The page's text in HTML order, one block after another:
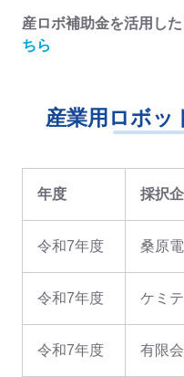
産ロボ補助金を活用し
ちら
産業用ロボッ
年度 採択
令和7年度 桑原
令和7年度 ケミ
令和7年度 有限